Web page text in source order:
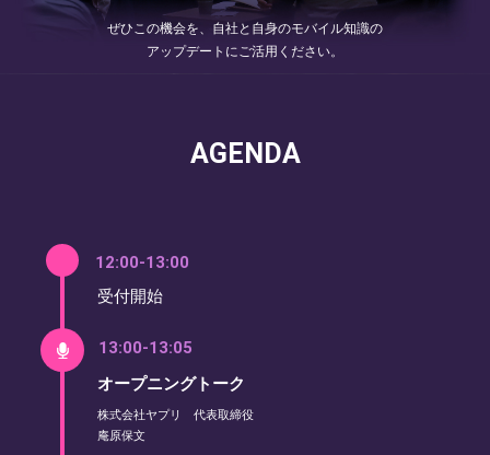
ぜひこの機会を、自社と自身のモバイル知識の
アップデートにご活用ください。
AGENDA
12:00-13:00
受付開始
13:00-13:05
オープニングトーク
株式会社ヤプリ 代表取締役
庵原保文